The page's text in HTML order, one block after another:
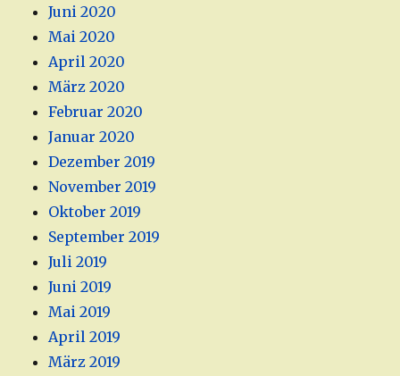
Juni 2020
Mai 2020
April 2020
März 2020
Februar 2020
Januar 2020
Dezember 2019
November 2019
Oktober 2019
September 2019
Juli 2019
Juni 2019
Mai 2019
April 2019
März 2019